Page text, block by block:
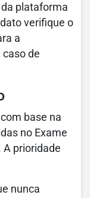
da plataforma
verifique o
a
de
base na
no Exame
A prioridade
nunca